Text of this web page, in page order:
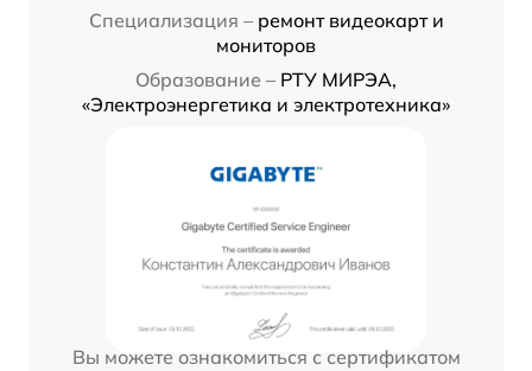
Специализация – ремонт видеокарт и
мониторов
Образование – РТУ МИРЭА,
«Электроэнергетика и электротехника»
Вы можете ознакомиться с сертификатом